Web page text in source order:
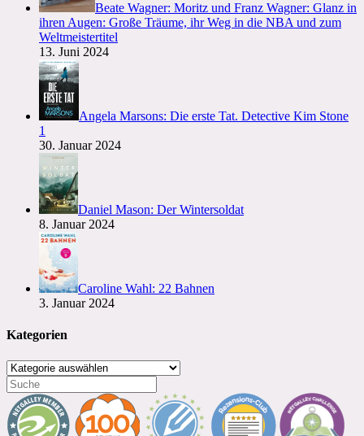
Beate Wagner: Moritz und Franz Wagner: Glanz in
ihren Augen: Große Träume, ihr Weg in die NBA und zum
Weltmeistertitel
13. Juni 2024
Angela Marsons: Die erste Tat. Detective Kim Stone
1
30. Januar 2024
Daniel Mason: Der Wintersoldat
8. Januar 2024
Caroline Wahl: 22 Bahnen
3. Januar 2024
Kategorien
Kategorien